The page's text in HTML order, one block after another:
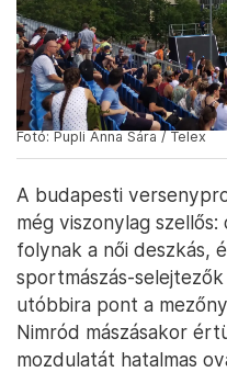
Fotó: Pupli Anna Sára / Telex
A budapesti
még viszonylag
folynak a női deszkás,
sportmászás-
utóbbira pont a
Nimród mászásakor
mozdulatát hatalmas